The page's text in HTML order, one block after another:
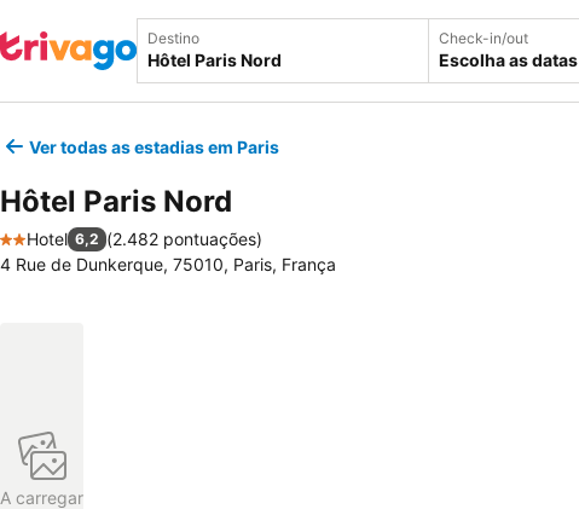
Destino Check-in/out
Escolha as datas
Ver todas as estadias em Paris
Hôtel Paris Nord
2 Estrelas
Hotel 6,2 (2.482 pontuações)
4 Rue de Dunkerque, 75010, Paris, França
A carregar